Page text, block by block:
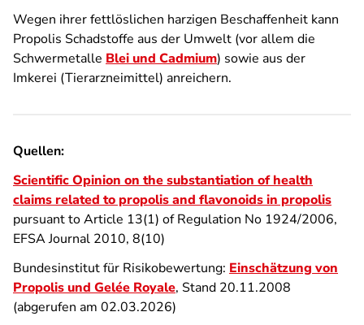
Wegen ihrer fettlöslichen harzigen Beschaffenheit kann
Propolis Schadstoffe aus der Umwelt (vor allem die
Schwermetalle Blei und Cadmium) sowie aus der
Imkerei (Tierarzneimittel) anreichern.
Quellen:
Scientific Opinion on the substantiation of health
claims related to propolis and flavonoids in propolis
pursuant to Article 13(1) of Regulation No 1924/2006,
EFSA Journal 2010, 8(10)
Bundesinstitut für Risikobewertung: Einschätzung von
Propolis und Gelée Royale, Stand 20.11.2008
(abgerufen am 02.03.2026)